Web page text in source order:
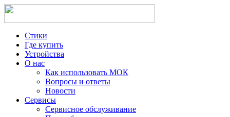
Стики
Где купить
Устройства
О нас
Как использовать МОК
Вопросы и ответы
Новости
Сервисы
Сервисное обслуживание